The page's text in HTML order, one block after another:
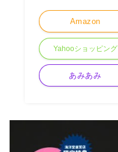
Amazon
Yahooショッピング
あみあみ